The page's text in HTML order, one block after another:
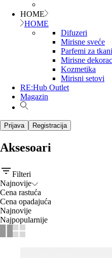
HOME
HOME
Difuzeri
Mirisne sveće
Parfemi za
Mirisne
Kozmetika
Mirisni setovi
RE:Hub Outlet
Magazin
Prijava Registracija
Aksesoari
Filteri
Najnovije
Cena rastuća
Cena opadajuća
Najnovije
Najpopularnije